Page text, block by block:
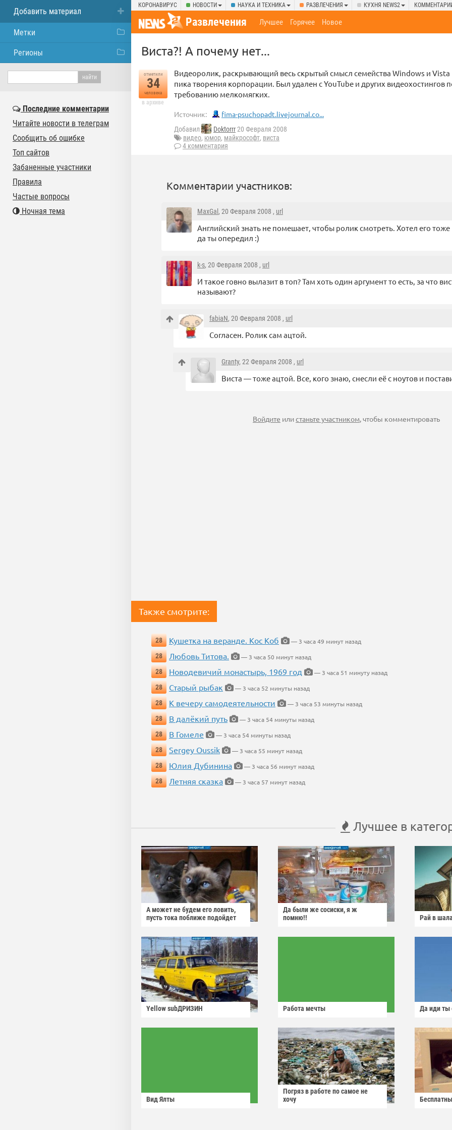
КОРОНАВИРУС НОВОСТИ НАУКА И ТЕХНИКА РАЗВЛЕЧЕНИЯ КУХНЯ NEWS2
Развлечения Лучшее Горячее Новое
Виста?! А почему нет...
отметили
34
человека
в архиве
Видеоролик, раскрывающий весь скрытый смысл семейства Windows и Vista
пика творения корпорации. Был удален с YouTube и других видеохостингов
требованию мелкомягких.
Источник: fima-psuchopadt.livejournal.co...
Добавил Doktorrr20 Февраля 2008
видео, юмор, майкрософт, виста
4 комментария
Комментарии участников:
MaxGal , 20 Февраля 2008 , url
Английский знать не помешает, чтобы ролик смотреть. Хотел его
да ты опередил :)
k-s, 20 Февраля 2008 , url
И такое говно вылазит в топ? Там хоть один аргумент то есть, за что
называют?
fabiaN, 20 Февраля 2008 , url
Согласен. Ролик сам ацтой.
Granty, 22 Февраля 2008 , url
Виста — тоже ацтой. Все, кого знаю, снесли её с ноутов и
Войдите илистаньте участником, чтобы комментировать
Также смотрите:
28 Кушетка на веранде. Кос Коб
— 3 часа 49 минут назад
28
Любовь Титова.
— 3 часа 50 минут назад
28
Новодевичий монастырь, 1969 год
— 3 часа 51 минуту назад
28
Старый рыбак
— 3 часа 52 минуты назад
28
К вечеру самодеятельности
— 3 часа 53 минуты назад
28
В далёкий путь
— 3 часа 54 минуты назад
28
В Гомеле
— 3 часа 54 минуты назад
28
Sergey Oussik
— 3 часа 55 минут назад
28
Юлия Дубинина
— 3 часа 56 минут назад
28
Летняя сказка — 3 часа 57 минут назад
Лучшее в
А может не будем его ловить,
пусть тока поближе подойдет
Да были же сосиски, я ж
помню!!
Рай в
Yellow subДРИЗИН Работа мечты Да иди ты
Вид Ялты
Погряз в работе по самое не
хочу
Добавить материал
Метки
Регионы
Последние комментарии
Читайте новости в телеграм
Сообщить об ошибке
Топ сайтов
Забаненные участники
Правила
Частые вопросы
Ночная тема